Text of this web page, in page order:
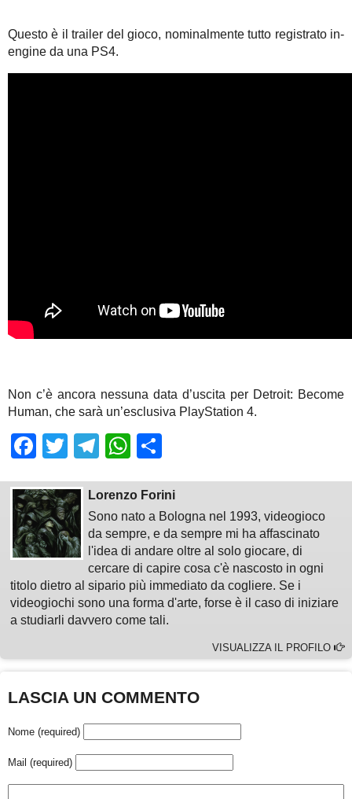
Questo è il trailer del gioco, nominalmente tutto registrato in-
engine da una PS4.
Non c’è ancora nessuna data d’uscita per Detroit: Become
Human, che sarà un’esclusiva PlayStation 4.
Facebook
TwitterTelegram
WhatsApp
Lorenzo Forini
Sono nato a Bologna nel 1993, videogioco
da sempre, e da sempre mi ha affascinato
l'idea di andare oltre al solo giocare, di
cercare di capire cosa c'è nascosto in ogni
titolo dietro al sipario più immediato da cogliere. Se i
videogiochi sono una forma d'arte, forse è il caso di iniziare
a studiarli davvero come tali.
VISUALIZZA IL PROFILO
LASCIA UN COMMENTO
Nome (required)
Mail (required)